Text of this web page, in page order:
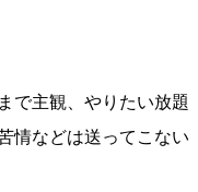
で主観、やりたい放題
情などは送ってこない